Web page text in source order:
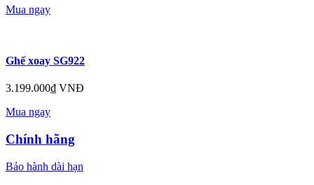
Mua ngay
Ghế xoay SG922
3.199.000₫ VNĐ
Mua ngay
Chính hãng
Bảo hành dài hạn